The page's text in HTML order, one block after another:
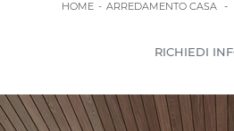
HOME - ARREDAMENTO CASA -
RICHIEDI